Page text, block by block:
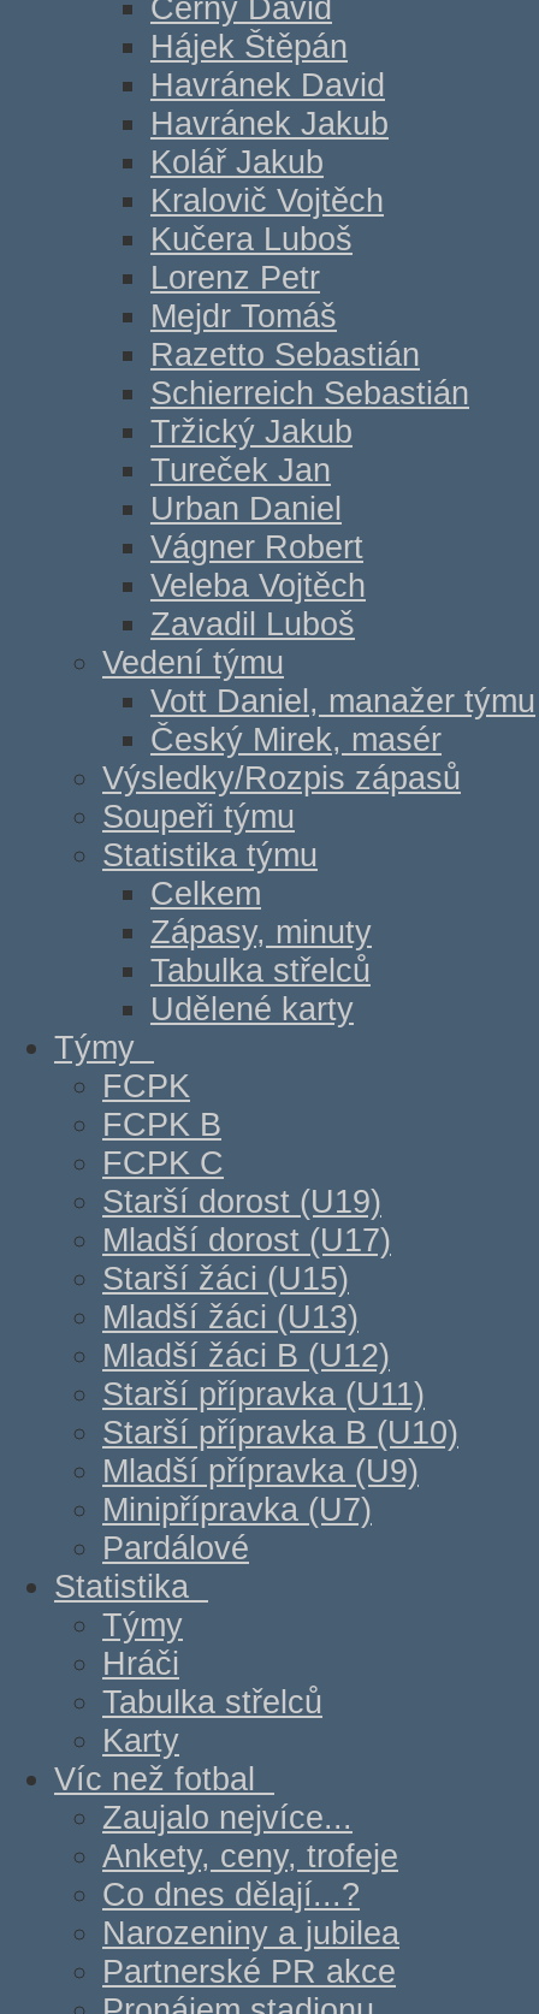
Černý David
Hájek Štěpán
Havránek David
Havránek Jakub
Kolář Jakub
Kralovič Vojtěch
Kučera Luboš
Lorenz Petr
Mejdr Tomáš
Razetto Sebastián
Schierreich Sebastián
Tržický Jakub
Tureček Jan
Urban Daniel
Vágner Robert
Veleba Vojtěch
Zavadil Luboš
Vedení týmu
Vott Daniel, manažer týmu
Český Mirek, masér
Výsledky/Rozpis zápasů
Soupeři týmu
Statistika týmu
Celkem
Zápasy, minuty
Tabulka střelců
Udělené karty
Týmy
FCPK
FCPK B
FCPK C
Starší dorost (U19)
Mladší dorost (U17)
Starší žáci (U15)
Mladší žáci (U13)
Mladší žáci B (U12)
Starší přípravka (U11)
Starší přípravka B (U10)
Mladší přípravka (U9)
Minipřípravka (U7)
Pardálové
Statistika
Týmy
Hráči
Tabulka střelců
Karty
Víc než fotbal
Zaujalo nejvíce...
Ankety, ceny, trofeje
Co dnes dělají...?
Narozeniny a jubilea
Partnerské PR akce